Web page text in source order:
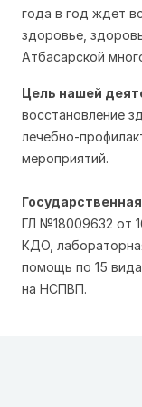
года в год ждет
здоровье,
Атбасарской
Цель нашей
восстановление
лечебно-
мероприятий.
ГЛ №18009632 от
КДО,
помощь по 15
на НСПВП.